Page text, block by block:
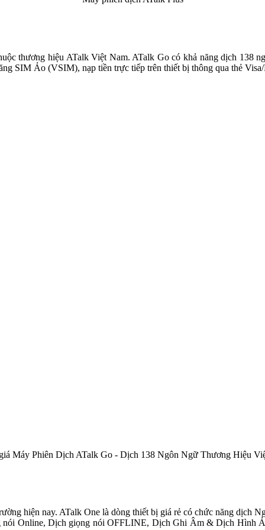
thương hiệu ATalk Việt Nam. ATalk Go có khả năng dịch
SIM Ảo (VSIM), nạp tiền trực tiếp trên thiết bị thông qua thẻ
Máy Phiên Dịch ATalk Go - Dịch 138 Ngôn Ngữ Thương Hiệu
hiện nay. ATalk One là dòng thiết bị giá rẻ có chức năng dịch
Online, Dịch giọng nói OFFLINE, Dịch Ghi Âm & Dịch Hình